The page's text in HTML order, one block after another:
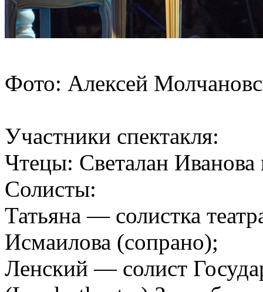
Фото: Алексей
Участники спектакля:
Чтецы: Светалан
Солисты:
Татьяна — солистка
Исмаилова (сопрано);
Ленский — солист